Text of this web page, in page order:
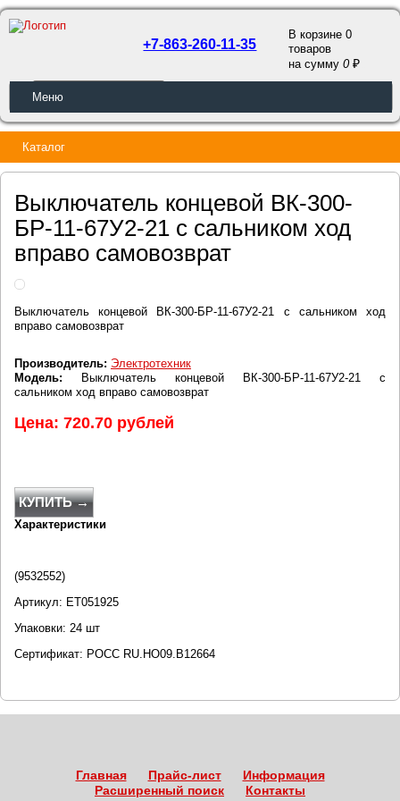
ОБРАТНЫЙ ЗВОНОК
+7-863-260-11-35
В корзине 0
товаров
на сумму0
Меню
Каталог
Выключатель концевой ВК-300-
БР-11-67У2-21 с сальником ход
вправо самовозврат
Выключатель концевой ВК-300-БР-11-67У2-21 с сальником ход
вправо самовозврат
Производитель: Электротехник
Модель: Выключатель концевой ВК-300-БР-11-67У2-21 с
сальником ход вправо самовозврат
Цена: 720.70 рублей
КУПИТЬ →
Характеристики
(9532552)
Артикул: ET051925
Упаковки: 24 шт
Сертификат: POCC RU.HO09.B12664
Главная Прайс-лист
Информация
Расширенный поиск
Контакты